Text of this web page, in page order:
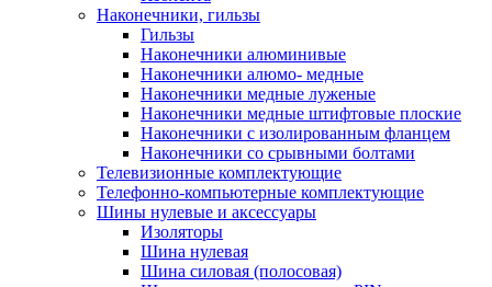
Наконечники, гильзы
Гильзы
Наконечники алюминивые
Наконечники алюмо- медные
Наконечники медные луженые
Наконечники медные штифтовые плоские
Наконечники с изолированным фланцем
Наконечники со срывными болтами
Телевизионные комплектующие
Телефонно-компьютерные комплектующие
Шины нулевые и аксессуары
Изоляторы
Шина нулевая
Шина силовая (полосовая)